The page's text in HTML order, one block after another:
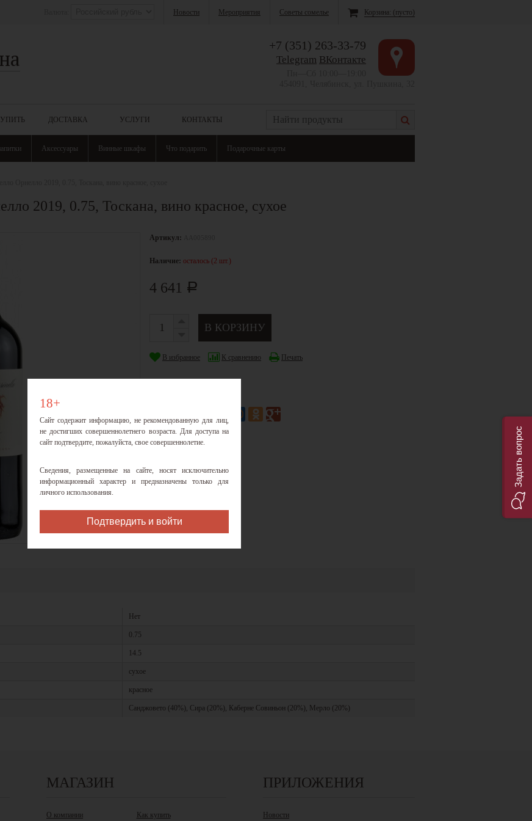
Новости Мероприятия Советы сомелье Корзина: (пусто)
+7 (351) 263-33-79
Telegram ВКонтакте
ДОСТАВКА УСЛУГИ КОНТАКТЫ
Аксессуары Винные шкафы Что подарить Подарочные карты
2019, 0.75, Тоскана, вино красное, сухое
Артикул:
Наличие: осталось (2 шт.)
4 641 Р
В избранное К сравнению Печать
Нет
0.75
14.5
сухое
красное
Санджовето (40%), Сира (20%), Каберне Совиньон (20%), Мерло (20%)
МАГАЗИН
О компании Как купить
ПРИЛОЖЕНИЯ
Новости
18+
Сайт содержит информацию, не рекомендованную для лиц,
не достигших совершеннолетнего возраста. Для доступа на
сайт подтвердите, пожалуйста, свое совершеннолетие.
Сведения, размещенные на сайте, носят исключительно
информационный характер и предназначены только для
личного использования.
Подтвердить и войти
Задать вопрос